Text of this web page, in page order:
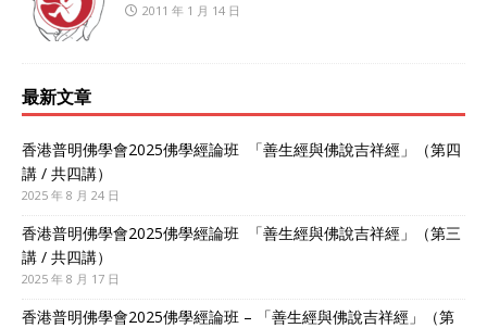
2011 年 1 月 14 日
最新文章
香港普明佛學會2025佛學經論班 「善生經與佛說吉祥經」（第四
講 / 共四講）
2025 年 8 月 24 日
香港普明佛學會2025佛學經論班 「善生經與佛說吉祥經」（第三
講 / 共四講）
2025 年 8 月 17 日
香港普明佛學會2025佛學經論班 – 「善生經與佛說吉祥經」（第